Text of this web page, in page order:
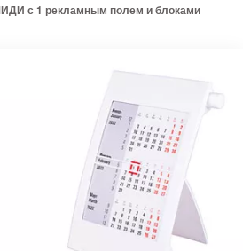
с 1 рекламным полем и блоками